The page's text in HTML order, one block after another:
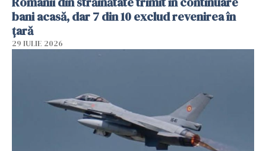
bani acasă, dar 7 din 10 exclud revenirea în
țară
29 IULIE 2026